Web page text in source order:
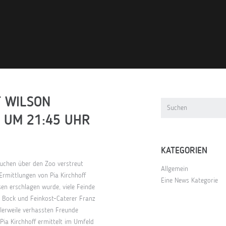
UM 21:45 UHR
über den Zoo verstreut
von Pia Kirchhoff
erschlagen wurde, viele Feinde
und Feinkost-Caterer Franz
verhassten Freunde
Kirchhoff ermittelt im Umfeld
KATEGORIEN
Allgemein
Eine News Kategorie